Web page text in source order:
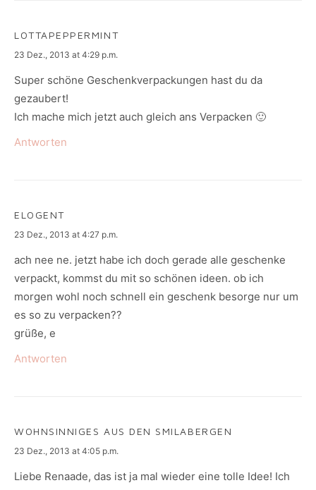
LOTTAPEPPERMINT
says:
23 Dez., 2013 at 4:29 p.m.
Super schöne Geschenkverpackungen hast du da
gezaubert!
Ich mache mich jetzt auch gleich ans Verpacken 🙂
Antworten
ELOGENT
says:
23 Dez., 2013 at 4:27 p.m.
ach nee ne. jetzt habe ich doch gerade alle geschenke
verpackt, kommst du mit so schönen ideen. ob ich
morgen wohl noch schnell ein geschenk besorge nur um
es so zu verpacken??
grüße, e
Antworten
WOHNSINNIGES AUS DEN SMILABERGEN
says:
23 Dez., 2013 at 4:05 p.m.
Liebe Renaade, das ist ja mal wieder eine tolle Idee! Ich